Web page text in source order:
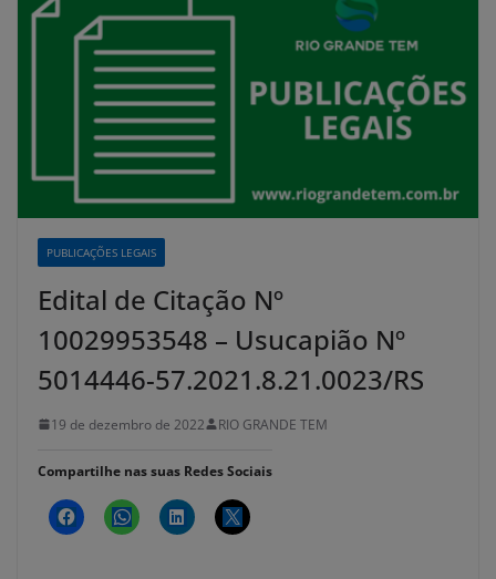
PUBLICAÇÕES LEGAIS
Edital de Citação Nº
10029953548 – Usucapião Nº
5014446-57.2021.8.21.0023/RS
19 de dezembro de 2022 RIO GRANDE TEM
Compartilhe nas suas Redes Sociais